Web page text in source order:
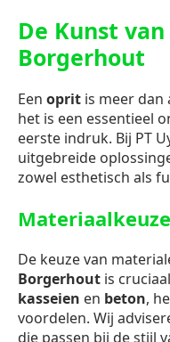
De Kunst
Borgerhout
Een oprit is meer dan
het is een essentieel
eerste indruk. Bij PT
uitgebreide
zowel esthetisch als
De keuze van
Borgerhout is
kasseien en beton,
voordelen. Wij
die passen bij de stijl